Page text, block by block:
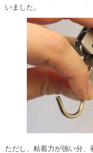
いました。
ただし、粘着力が強い分